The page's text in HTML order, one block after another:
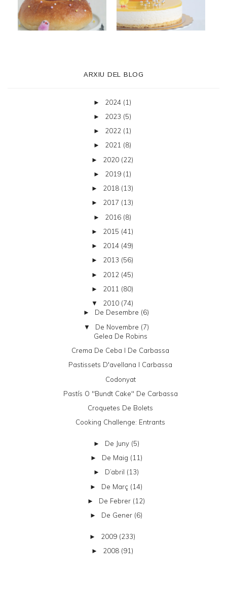
ARXIU DEL BLOG
► 2024 (1)
► 2023 (5)
► 2022 (1)
► 2021 (8)
► 2020 (22)
► 2019 (1)
► 2018 (13)
► 2017 (13)
► 2016 (8)
► 2015 (41)
► 2014 (49)
► 2013 (56)
► 2012 (45)
► 2011 (80)
▼ 2010 (74)
► De Desembre (6)
▼ De Novembre (7)
Gelea De Robins
Crema De Ceba I De Carbassa
Pastissets D'avellana I Carbassa
Codonyat
Pastís O "bundt Cake" De Carbassa
Croquetes De Bolets
Cooking Challenge: Entrants
► De Juny (5)
► De Maig (11)
► D’abril (13)
► De Març (14)
► De Febrer (12)
► De Gener (6)
► 2009 (233)
► 2008 (91)